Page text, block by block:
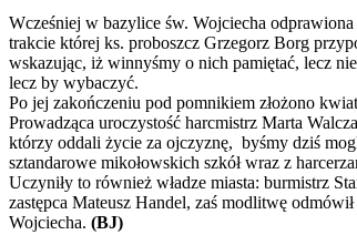
Wcześniej w bazylice św. Wojciecha odprawiona
trakcie której ks. proboszcz Grzegorz Borg
wskazując, iż winnyśmy o nich pamiętać, lecz
lecz by wybaczyć.
Po jej zakończeniu pod pomnikiem złożono
Prowadząca uroczystość harcmistrz Marta
którzy oddali życie za ojczyznę, byśmy dziś
sztandarowe mikołowskich szkół wraz z
Uczyniły to również władze miasta: burmistrz
zastępca Mateusz Handel, zaś modlitwę
Wojciecha. (BJ)